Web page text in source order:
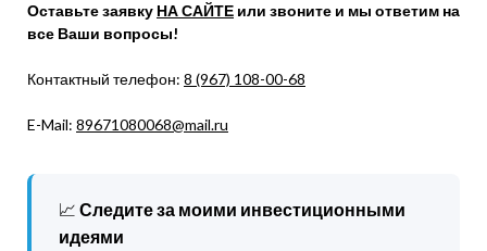
Оставьте заявку НА САЙТЕ или звоните и мы ответим на
все Ваши вопросы!
Контактный телефон: 8 (967) 108-00-68
E-Mail: 89671080068@mail.ru
📈 Следите за моими инвестиционными
идеями